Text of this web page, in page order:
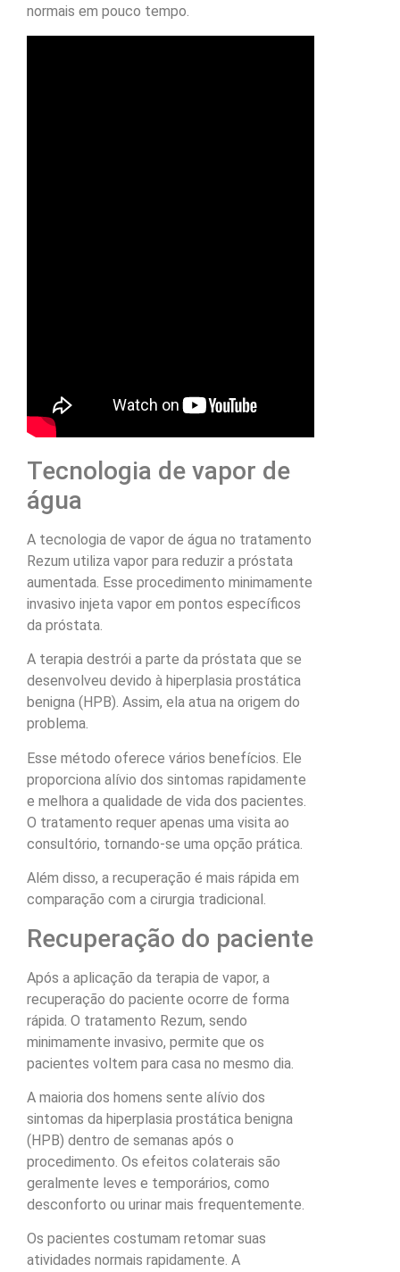
normais em pouco tempo.
Tecnologia de vapor de
água
A tecnologia de vapor de água no tratamento
Rezum utiliza vapor para reduzir a próstata
aumentada. Esse procedimento minimamente
invasivo injeta vapor em pontos específicos
da próstata.
A terapia destrói a parte da próstata que se
desenvolveu devido à hiperplasia prostática
benigna (HPB). Assim, ela atua na origem do
problema.
Esse método oferece vários benefícios. Ele
proporciona alívio dos sintomas rapidamente
e melhora a qualidade de vida dos pacientes.
O tratamento requer apenas uma visita ao
consultório, tornando-se uma opção prática.
Além disso, a recuperação é mais rápida em
comparação com a cirurgia tradicional.
Recuperação do paciente
Após a aplicação da terapia de vapor, a
recuperação do paciente ocorre de forma
rápida. O tratamento Rezum, sendo
minimamente invasivo, permite que os
pacientes voltem para casa no mesmo dia.
A maioria dos homens sente alívio dos
sintomas da hiperplasia prostática benigna
(HPB) dentro de semanas após o
procedimento. Os efeitos colaterais são
geralmente leves e temporários, como
desconforto ou urinar mais frequentemente.
Os pacientes costumam retomar suas
atividades normais rapidamente. A